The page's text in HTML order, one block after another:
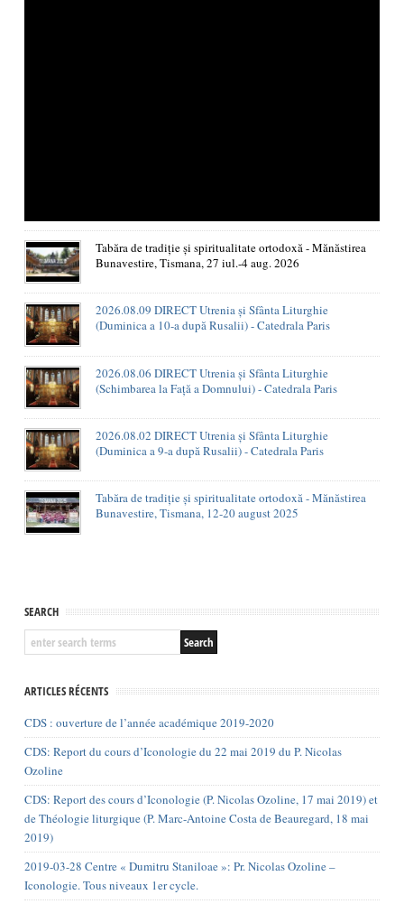
Tabăra de tradiție și spiritualitate ortodoxă - Mănăstirea
Bunavestire, Tismana, 27 iul.-4 aug. 2026
2026.08.09 DIRECT Utrenia și Sfânta Liturghie
(Duminica a 10-a după Rusalii) - Catedrala Paris
2026.08.06 DIRECT Utrenia și Sfânta Liturghie
(Schimbarea la Față a Domnului) - Catedrala Paris
2026.08.02 DIRECT Utrenia și Sfânta Liturghie
(Duminica a 9-a după Rusalii) - Catedrala Paris
Tabăra de tradiție și spiritualitate ortodoxă - Mănăstirea
Bunavestire, Tismana, 12-20 august 2025
SEARCH
ARTICLES RÉCENTS
CDS : ouverture de l’année académique 2019-2020
CDS: Report du cours d’Iconologie du 22 mai 2019 du P. Nicolas
Ozoline
CDS: Report des cours d’Iconologie (P. Nicolas Ozoline, 17 mai 2019) et
de Théologie liturgique (P. Marc-Antoine Costa de Beauregard, 18 mai
2019)
2019-03-28 Centre « Dumitru Staniloae »: Pr. Nicolas Ozoline –
Iconologie. Tous niveaux 1er cycle.